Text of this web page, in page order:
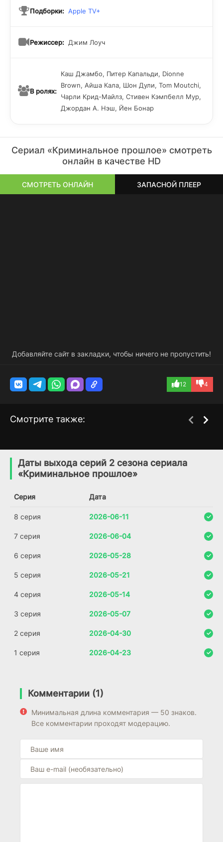
Подборки: Apple TV+
Режиссер: Джим Лоуч
В ролях:
Каш Джамбо, Питер Капальди, Dionne
Brown, Айша Кала, Шон Дули, Tom Moutchi,
Чарли Крид-Майлз, Стивен Кэмпбелл Мур,
Джордан А. Нэш, Йен Бонар
Сериал «Криминальное прошлое» смотреть
онлайн в качестве HD
СМОТРЕТЬ ОНЛАЙН ЗАПАСНОЙ ПЛЕЕР
Добавляйте сайт в закладки, чтобы ничего не пропустить!
12 4
Смотрите также:
8.0 6.9
Даты выхода серий 2 сезона сериала
«Криминальное прошлое»
Серия Дата
8 серия 2026-06-11
7 серия 2026-06-04
6 серия 2026-05-28
5 серия 2026-05-21
4 серия 2026-05-14
3 серия 2026-05-07
2 серия 2026-04-30
1 серия 2026-04-23
Комментарии (1)
Минимальная длина комментария — 50 знаков.
Все комментарии проходят модерацию.